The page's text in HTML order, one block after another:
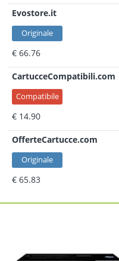
Evostore.it
Originale
€ 66.76
CartucceCompatibili.com
Compatibile
€ 14.90
OfferteCartucce.com
Originale
€ 65.83